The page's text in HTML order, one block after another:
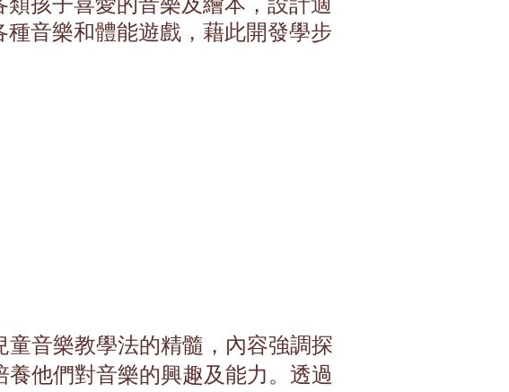
音樂和體能遊戲，藉此開發學步
音樂教學法的精髓，內容強調探
他們對音樂的興趣及能力。透過